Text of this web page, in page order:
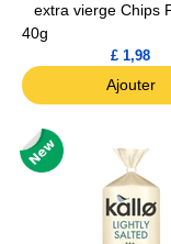
extra vierge Chips
40g
£ 1,98
Ajouter